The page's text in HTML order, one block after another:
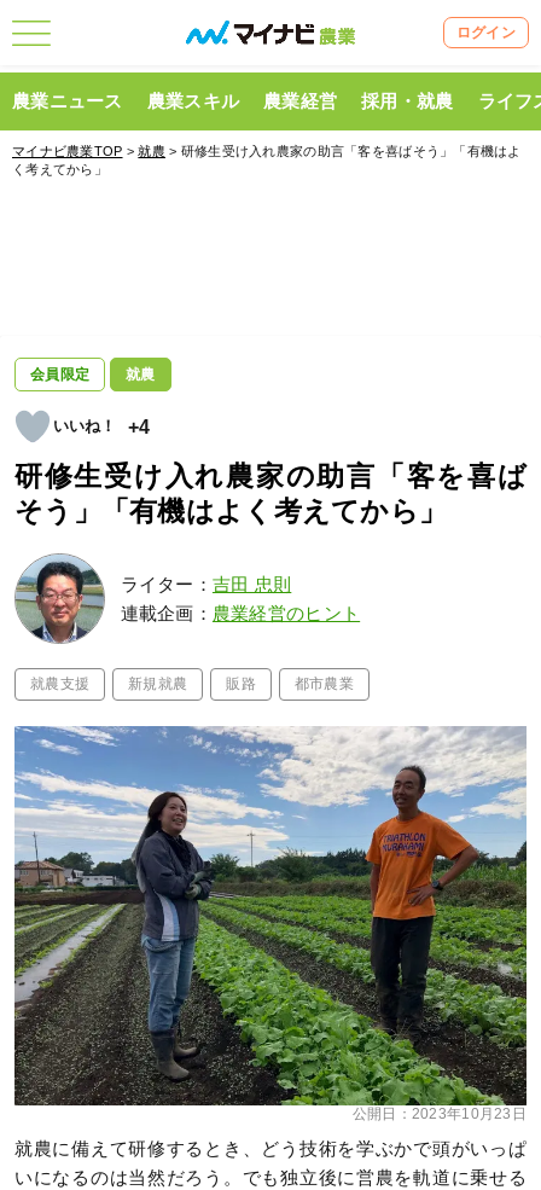
ログイン
農業ニュース 農業スキル 農業経営 採用・就農 ライフ
マイナビ農業TOP >就農 > 研修生受け入れ農家の助言「客を喜ばそう」「有機はよ
く考えてから」
会員限定 就農
+4
研修生受け入れ農家の助言「客を喜ば
そう」「有機はよく考えてから」
ライター： 吉田 忠則
連載企画： 農業経営のヒント
就農支援 新規就農 販路 都市農業
公開日： 2023年10月23日
就農に備えて研修するとき、どう技術を学ぶかで頭がいっぱ
いになるのは当然だろう。でも独立後に営農を軌道に乗せる